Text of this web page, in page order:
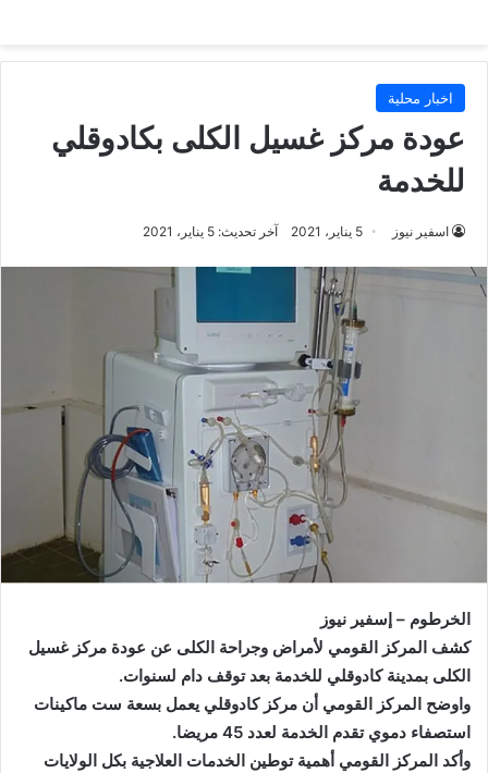
اخبار محلية
عودة مركز غسيل الكلى بكادوقلي
للخدمة
اسفير نيوز 5 يناير، 2021 آخر تحديث: 5 يناير، 2021
الخرطوم – إسفير نيوز
كشف المركز القومي لأمراض وجراحة الكلى عن عودة مركز غسيل
الكلى بمدينة كادوقلي للخدمة بعد توقف دام لسنوات.
واوضح المركز القومي أن مركز كادوقلي يعمل بسعة ست ماكينات
استصفاء دموي تقدم الخدمة لعدد 45 مريضا.
وأكد المركز القومي أهمية توطين الخدمات العلاجية بكل الولايات